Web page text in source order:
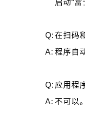
启动“富
Q: 在扫码
A: 程序自
Q: 应用程
A: 不可以。